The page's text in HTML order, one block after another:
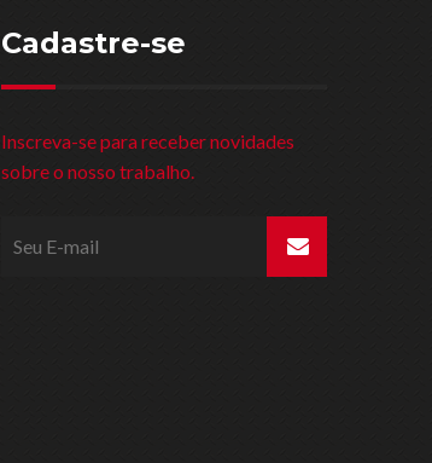
Cadastre-se
Inscreva-se para receber novidades
sobre o nosso trabalho.